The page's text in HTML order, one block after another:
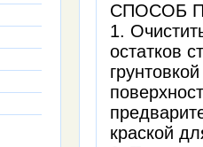
СПОСОБ
1.
остатков
краской